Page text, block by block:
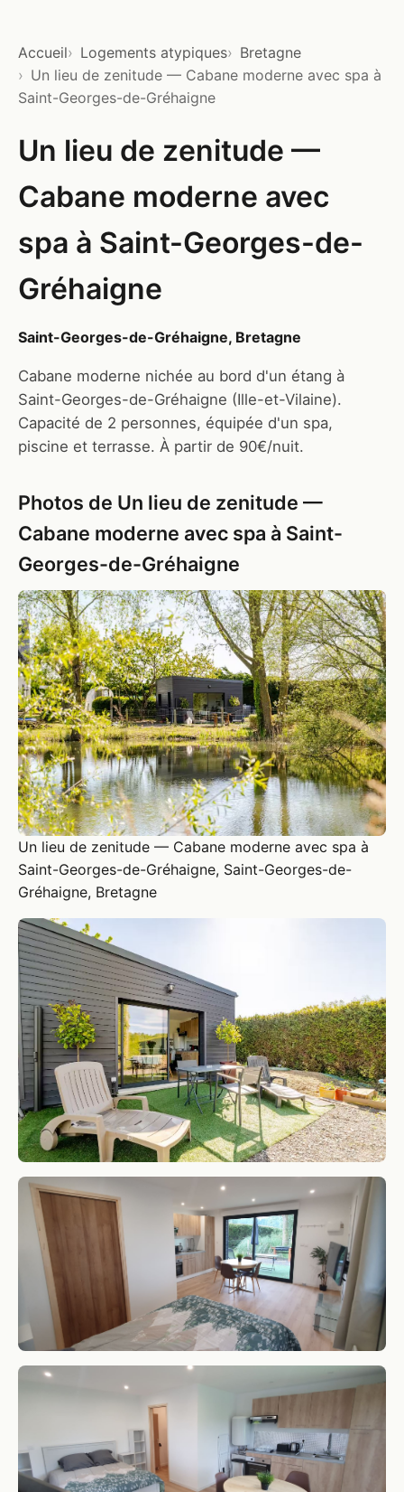
Accueil Logements atypiques
Bretagne
Un lieu de zenitude — Cabane moderne avec spa à
Saint-Georges-de-Gréhaigne
Un lieu de zenitude —
Cabane moderne avec
spa à Saint-Georges-de-
Gréhaigne
Saint-Georges-de-Gréhaigne, Bretagne
Cabane moderne nichée au bord d'un étang à
Saint-Georges-de-Gréhaigne (Ille-et-Vilaine).
Capacité de 2 personnes, équipée d'un spa,
piscine et terrasse. À partir de 90€/nuit.
Photos de Un lieu de zenitude —
Cabane moderne avec spa à Saint-
Georges-de-Gréhaigne
Un lieu de zenitude — Cabane moderne avec spa à
Saint-Georges-de-Gréhaigne, Saint-Georges-de-
Gréhaigne, Bretagne